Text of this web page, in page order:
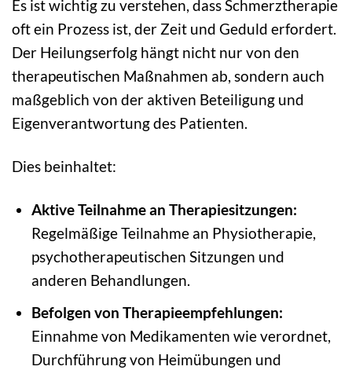
Es ist wichtig zu verstehen, dass Schmerztherapie
oft ein Prozess ist, der Zeit und Geduld erfordert.
Der Heilungserfolg hängt nicht nur von den
therapeutischen Maßnahmen ab, sondern auch
maßgeblich von der aktiven Beteiligung und
Eigenverantwortung des Patienten.
Dies beinhaltet:
Aktive Teilnahme an Therapiesitzungen:
Regelmäßige Teilnahme an Physiotherapie,
psychotherapeutischen Sitzungen und
anderen Behandlungen.
Befolgen von Therapieempfehlungen:
Einnahme von Medikamenten wie verordnet,
Durchführung von Heimübungen und